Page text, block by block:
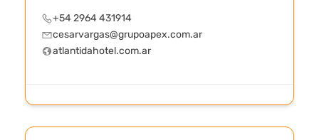
+54 2964 431914
cesarvargas@grupoapex.com.ar
atlantidahotel.com.ar